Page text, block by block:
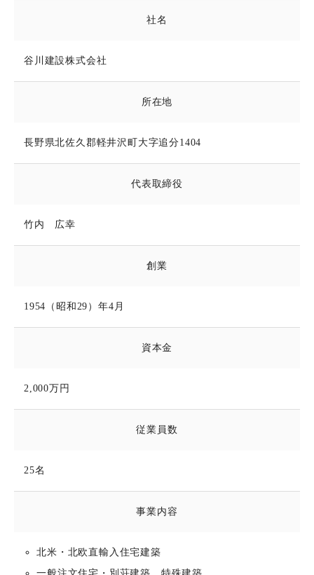
社名
谷川建設株式会社
所在地
長野県北佐久郡軽井沢町大字追分1404
代表取締役
竹内 広幸
創業
1954（昭和29）年4月
資本金
2,000万円
従業員数
25名
事業内容
北米・北欧直輸入住宅建築